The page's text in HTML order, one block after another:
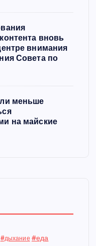
вновь
внимания
Совета по
меньше
на майские
#дыхание #еда